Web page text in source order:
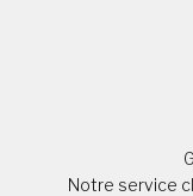
Notre service